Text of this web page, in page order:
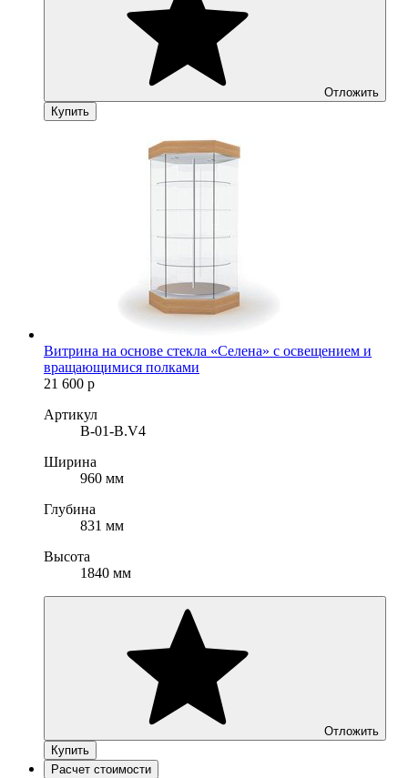
Отложить
Купить
Витрина на основе стекла «Селена» с освещением и
вращающимися полками
21 600 р
Артикул
B-01-B.V4
Ширина
960 мм
Глубина
831 мм
Высота
1840 мм
Отложить
Купить
Расчет стоимости